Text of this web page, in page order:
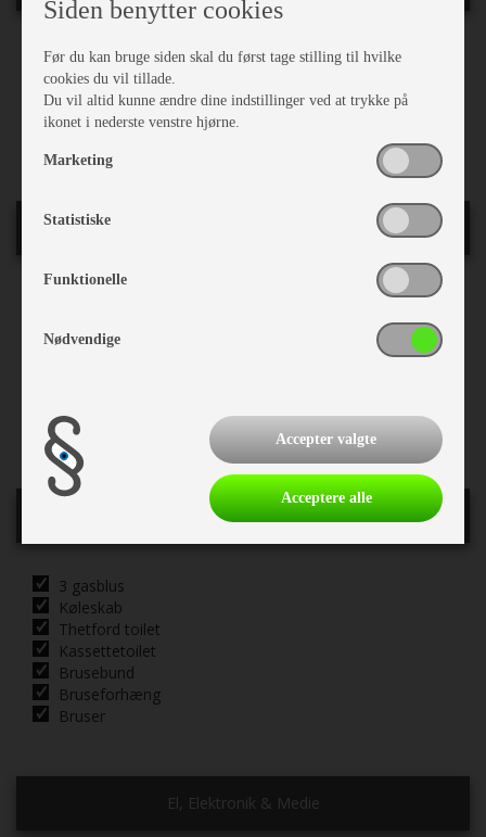
Fransk seng
Dobbeltseng
Hæve/sænkebord
Sidesiddegruppe
Stabilisator
Serviceklap
Køkken - Bad & Toilet
3 gasblus
Køleskab
Thetford toilet
Kassettetoilet
Brusebund
Bruseforhæng
Bruser
El, Elektronik & Medie
Siden benytter cookies
Før du kan bruge siden skal du først tage stilling til hvilke
cookies du vil tillade.
Du vil altid kunne ændre dine indstillinger ved at trykke på
ikonet i nederste venstre hjørne.
Marketing
Statistiske
Funktionelle
Nødvendige
Accepter valgte
Acceptere alle